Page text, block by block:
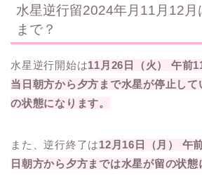
水星逆行留2024年月11月12月
まで？
水星逆行開始は11月26日（火） 午前
当日朝方から夕方まで水星が停止し
の状態になります。
また、逆行終了は12月16日（月） 午
日朝方から夕方までは水星が留の状態